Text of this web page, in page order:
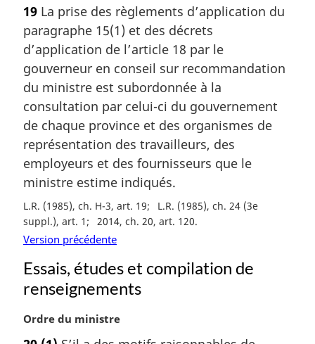
t
e
m
a
r
g
i
n
a
e
:
19 La prise des règlements d’application du
paragraphe 15(1) et des décrets
d’application de l’article 18 par le
gouverneur en conseil sur recommandation
du ministre est subordonnée à la
consultation par celui-ci du gouvernement
de chaque province et des organismes de
représentation des travailleurs, des
employeurs et des fournisseurs que le
ministre estime indiqués.
L.R. (1985), ch. H-3, art. 19
L.R. (1985), ch. 24 (3e
suppl.), art. 1
2014, ch. 20, art. 120
Version précédente
Essais, études et compilation de
renseignements
N
Ordre du ministre